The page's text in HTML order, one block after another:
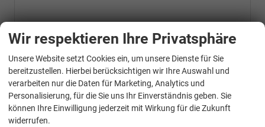
Telefonnummer: 07181 - 47695 15
info@autohausrems.de
Fahrzeugnr.
Geparkte Fahrzeuge (0)
Wir respektieren Ihre Privatsphäre
Unsere Website setzt Cookies ein, um unsere Dienste für Sie
bereitzustellen. Hierbei berücksichtigen wir Ihre Auswahl und
verarbeiten nur die Daten für Marketing, Analytics und
Personalisierung, für die Sie uns Ihr Einverständnis geben. Sie
können Ihre Einwilligung jederzeit mit Wirkung für die Zukunft
widerrufen.